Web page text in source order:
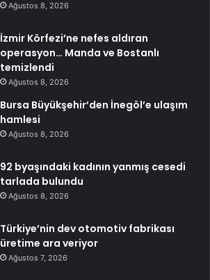
Ağustos 8, 2026
İzmir Körfezi’ne nefes aldıran
operasyon… Manda ve Bostanlı
temizlendi
Ağustos 8, 2026
Bursa Büyükşehir’den İnegöl’e ulaşım
hamlesi
Ağustos 8, 2026
92 byaşındaki kadının yanmış cesedi
tarlada bulundu
Ağustos 8, 2026
Türkiye’nin dev otomotiv fabrikası
üretime ara veriyor
Ağustos 7, 2026